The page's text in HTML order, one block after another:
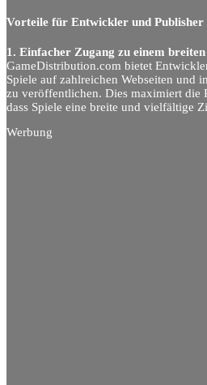
Vorteile für Entwickler und
1. Einfacher Zugang zu einem
GameDistribution.com bietet
Spiele auf zahlreichen Webseiten und
zu veröffentlichen. Dies maximiert die
dass Spiele eine breite und vielfältige
Werbung